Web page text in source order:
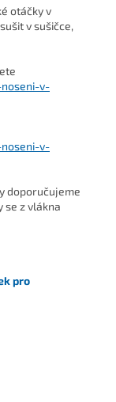
otáčky v
v sušičce,
v-
v-
doporučujeme
se z vlákna
pro